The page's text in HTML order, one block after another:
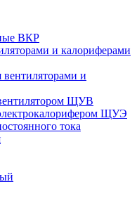
ВКР
и калориферами
и
ЩУВ
ЩУЭ
тока